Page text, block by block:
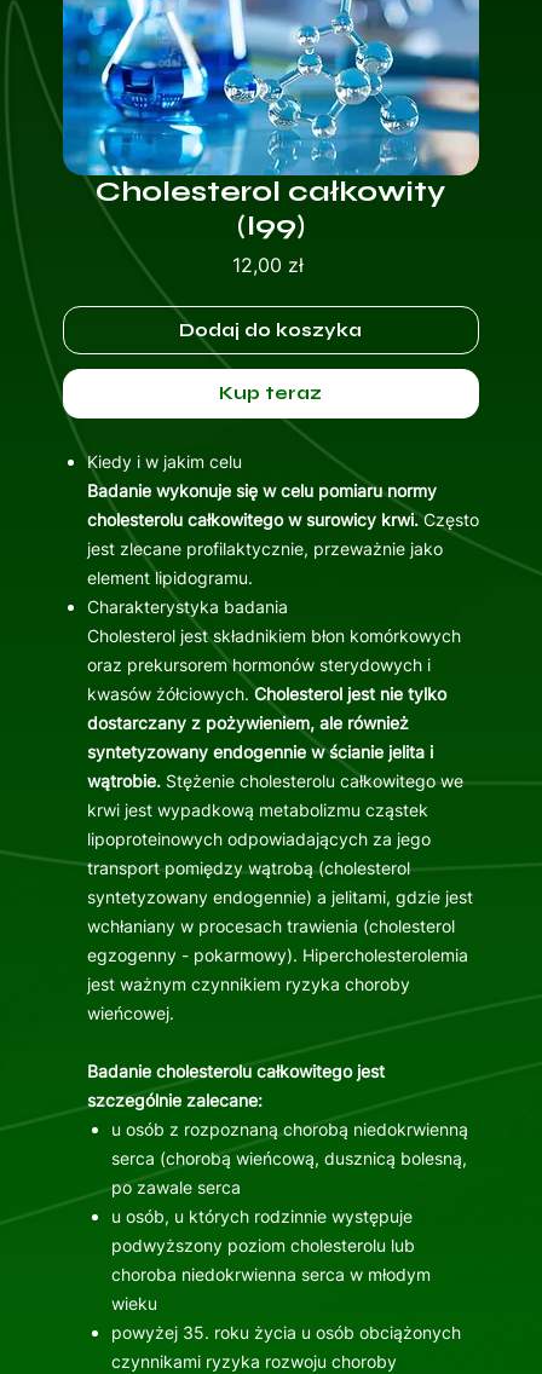
Cholesterol całkowity
(I99)
12,00 złCena
Dodaj do koszyka
Kup teraz
Kiedy i w jakim celu
Badanie wykonuje się w celu pomiaru normy
cholesterolu całkowitego w surowicy krwi.Często
jest zlecane profilaktycznie, przeważnie jako
element lipidogramu.
Charakterystyka badania
Cholesterol jest składnikiem błon komórkowych
oraz prekursorem hormonów sterydowych i
kwasów żółciowych.Cholesterol jest nie tylko
dostarczany z pożywieniem, ale również
syntetyzowany endogennie w ścianie jelita i
wątrobie.Stężenie cholesterolu całkowitego we
krwi jest wypadkową metabolizmu cząstek
lipoproteinowych odpowiadających za jego
transport pomiędzy wątrobą (cholesterol
syntetyzowany endogennie) a jelitami, gdzie jest
wchłaniany w procesach trawienia (cholesterol
egzogenny - pokarmowy). Hipercholesterolemia
jest ważnym czynnikiem ryzyka choroby
wieńcowej.
Badanie cholesterolu całkowitego jest
szczególnie zalecane:
u osób z rozpoznaną chorobą niedokrwienną
serca (chorobą wieńcową, dusznicą bolesną,
po zawale serca
u osób, u których rodzinnie występuje
podwyższony poziom cholesterolu lub
choroba niedokrwienna serca w młodym
wieku
powyżej 35. roku życia u osób obciążonych
czynnikami ryzyka rozwoju choroby